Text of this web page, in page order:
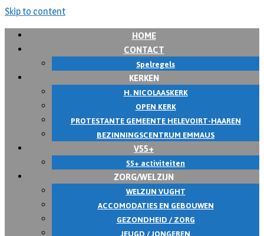
Skip to content
HOME
CONTACT
Spelregels
KERKEN
H. NICOLAASKERK
OPEN KERK
PROTESTANTE GEMEENTE HELEVOIRT-HAAREN
BEZINNINGSCENTRUM EMMAUS
V55+
55+ activiteiten
ZORG/WELZIJN
WELZIJN VUGHT
ACCOMODATIES EN GEBOUWEN
GEZONDHEID / ZORG